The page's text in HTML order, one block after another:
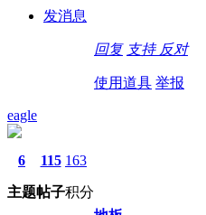
发消息
回复 支持 反对
使用道具 举报
eagle
6
主题
115
帖子
163
积分